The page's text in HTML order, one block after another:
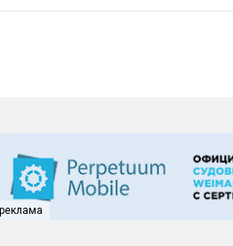
реклама